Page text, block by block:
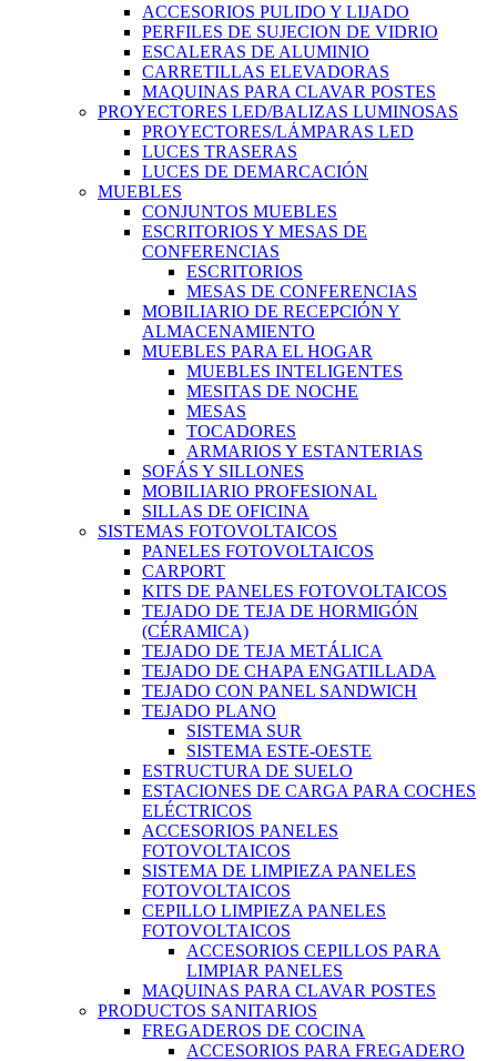
ACCESORIOS PULIDO Y LIJADO
PERFILES DE SUJECION DE VIDRIO
ESCALERAS DE ALUMINIO
CARRETILLAS ELEVADORAS
MAQUINAS PARA CLAVAR POSTES
PROYECTORES LED/BALIZAS LUMINOSAS
PROYECTORES/LÁMPARAS LED
LUCES TRASERAS
LUCES DE DEMARCACIÓN
MUEBLES
CONJUNTOS MUEBLES
ESCRITORIOS Y MESAS DE
CONFERENCIAS
ESCRITORIOS
MESAS DE CONFERENCIAS
MOBILIARIO DE RECEPCIÓN Y
ALMACENAMIENTO
MUEBLES PARA EL HOGAR
MUEBLES INTELIGENTES
MESITAS DE NOCHE
MESAS
TOCADORES
ARMARIOS Y ESTANTERIAS
SOFÁS Y SILLONES
MOBILIARIO PROFESIONAL
SILLAS DE OFICINA
SISTEMAS FOTOVOLTAICOS
PANELES FOTOVOLTAICOS
CARPORT
KITS DE PANELES FOTOVOLTAICOS
TEJADO DE TEJA DE HORMIGÓN
(CÉRAMICA)
TEJADO DE TEJA METÁLICA
TEJADO DE CHAPA ENGATILLADA
TEJADO CON PANEL SANDWICH
TEJADO PLANO
SISTEMA SUR
SISTEMA ESTE-OESTE
ESTRUCTURA DE SUELO
ESTACIONES DE CARGA PARA COCHES
ELÉCTRICOS
ACCESORIOS PANELES
FOTOVOLTAICOS
SISTEMA DE LIMPIEZA PANELES
FOTOVOLTAICOS
CEPILLO LIMPIEZA PANELES
FOTOVOLTAICOS
ACCESORIOS CEPILLOS PARA
LIMPIAR PANELES
MAQUINAS PARA CLAVAR POSTES
PRODUCTOS SANITARIOS
FREGADEROS DE COCINA
ACCESORIOS PARA FREGADERO